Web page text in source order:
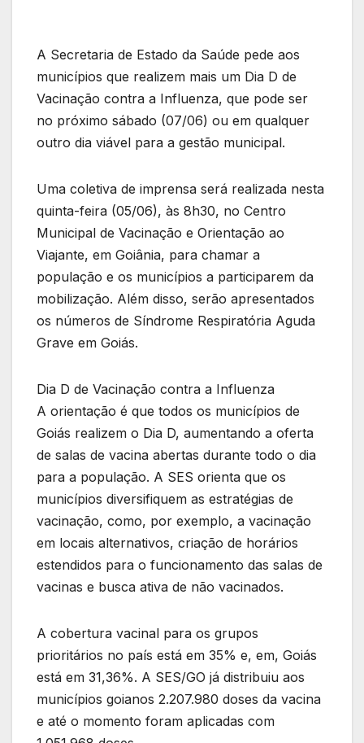
A Secretaria de Estado da Saúde pede aos
municípios que realizem mais um Dia D de
Vacinação contra a Influenza, que pode ser
no próximo sábado (07/06) ou em qualquer
outro dia viável para a gestão municipal.
Uma coletiva de imprensa será realizada nesta
quinta-feira (05/06), às 8h30, no Centro
Municipal de Vacinação e Orientação ao
Viajante, em Goiânia, para chamar a
população e os municípios a participarem da
mobilização. Além disso, serão apresentados
os números de Síndrome Respiratória Aguda
Grave em Goiás.
Dia D de Vacinação contra a Influenza
A orientação é que todos os municípios de
Goiás realizem o Dia D, aumentando a oferta
de salas de vacina abertas durante todo o dia
para a população. A SES orienta que os
municípios diversifiquem as estratégias de
vacinação, como, por exemplo, a vacinação
em locais alternativos, criação de horários
estendidos para o funcionamento das salas de
vacinas e busca ativa de não vacinados.
A cobertura vacinal para os grupos
prioritários no país está em 35% e, em, Goiás
está em 31,36%. A SES/GO já distribuiu aos
municípios goianos 2.207.980 doses da vacina
e até o momento foram aplicadas com